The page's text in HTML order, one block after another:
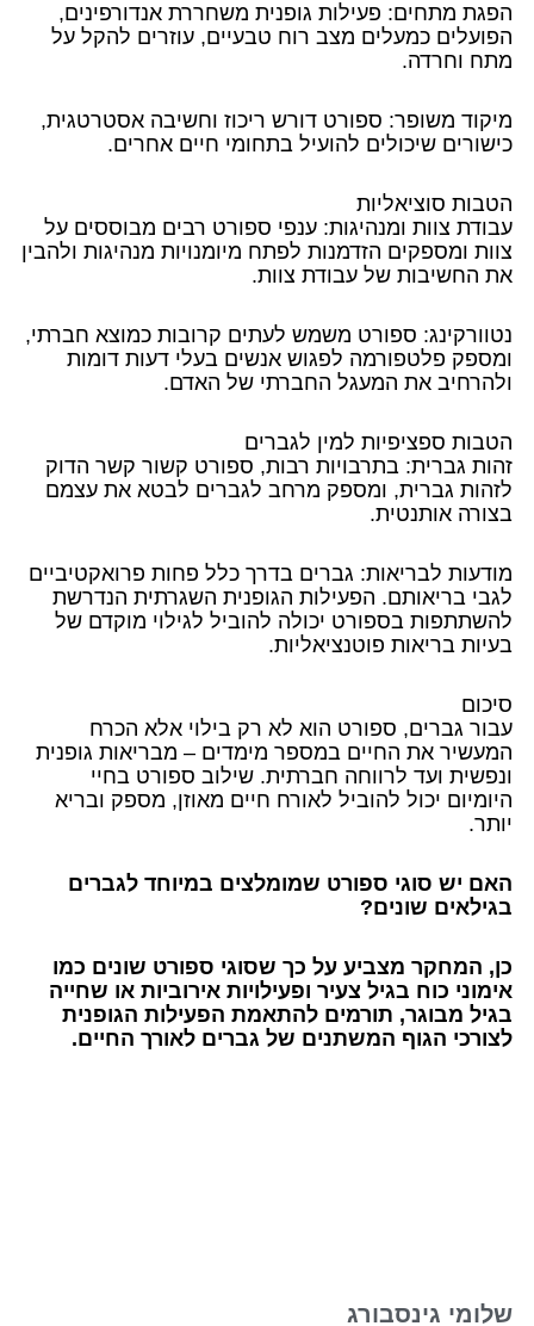
הפגת מתחים: פעילות גופנית משחררת אנדורפינים,
הפועלים כמעלים מצב רוח טבעיים, עוזרים להקל על
מתח וחרדה.
מיקוד משופר: ספורט דורש ריכוז וחשיבה אסטרטגית,
כישורים שיכולים להועיל בתחומי חיים אחרים.
הטבות סוציאליות
עבודת צוות ומנהיגות: ענפי ספורט רבים מבוססים על
צוות ומספקים הזדמנות לפתח מיומנויות מנהיגות ולהבין
את החשיבות של עבודת צוות.
נטוורקינג: ספורט משמש לעתים קרובות כמוצא חברתי,
ומספק פלטפורמה לפגוש אנשים בעלי דעות דומות
ולהרחיב את המעגל החברתי של האדם.
הטבות ספציפיות למין לגברים
זהות גברית: בתרבויות רבות, ספורט קשור קשר הדוק
לזהות גברית, ומספק מרחב לגברים לבטא את עצמם
בצורה אותנטית.
מודעות לבריאות: גברים בדרך כלל פחות פרואקטיביים
לגבי בריאותם. הפעילות הגופנית השגרתית הנדרשת
להשתתפות בספורט יכולה להוביל לגילוי מוקדם של
בעיות בריאות פוטנציאליות.
סיכום
עבור גברים, ספורט הוא לא רק בילוי אלא הכרח
המעשיר את החיים במספר מימדים – מבריאות גופנית
ונפשית ועד לרווחה חברתית. שילוב ספורט בחיי
היומיום יכול להוביל לאורח חיים מאוזן, מספק ובריא
יותר.
האם יש סוגי ספורט שמומלצים במיוחד לגברים
בגילאים שונים?
כן, המחקר מצביע על כך שסוגי ספורט שונים כמו
אימוני כוח בגיל צעיר ופעילויות אירוביות או שחייה
בגיל מבוגר, תורמים להתאמת הפעילות הגופנית
לצורכי הגוף המשתנים של גברים לאורך החיים.
שלומי גינסבורג